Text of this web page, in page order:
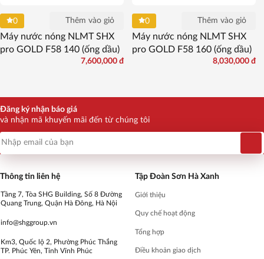
0 Thêm vào giỏ
Máy nước nóng NLMT SHX
pro GOLD F58 140 (ống dầu)
7,600,000 đ
0 Thêm vào giỏ
Máy nước nóng NLMT SHX
pro GOLD F58 160 (ống dầu)
8,030,000 đ
Đăng ký nhận báo giá
và nhận mã khuyến mãi đến từ chúng tôi
Thông tin liên hệ
Tầng 7, Tòa SHG Building, Số 8 Đường
Quang Trung, Quận Hà Đông, Hà Nội
info@shggroup.vn
Km3, Quốc lộ 2, Phường Phúc Thắng
TP. Phúc Yên, Tỉnh Vĩnh Phúc
Tập Đoàn Sơn Hà Xanh
Giới thiệu
Quy chế hoạt động
Tổng hợp
Điều khoản giao dịch